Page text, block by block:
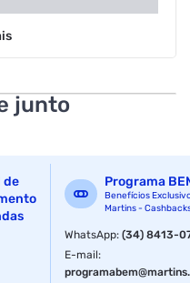
junto
de
Programa
Benefícios
Martins -
WhatsApp:(34) 8413-
E-mail: